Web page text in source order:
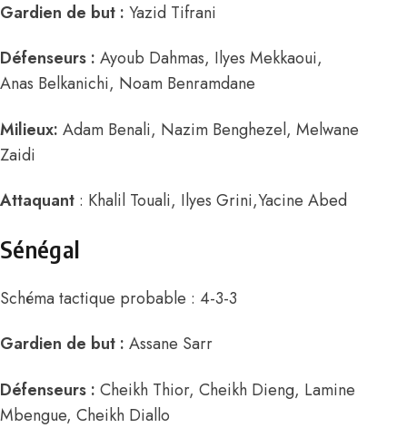
Gardien de but : Yazid Tifrani
Défenseurs : Ayoub Dahmas, Ilyes Mekkaoui,
Anas Belkanichi, Noam Benramdane
Milieux: Adam Benali, Nazim Benghezel, Melwane
Zaidi
Attaquant : Khalil Touali, Ilyes Grini,Yacine Abed
Sénégal
Schéma tactique probable : 4-3-3
Gardien de but : Assane Sarr
Défenseurs : Cheikh Thior, Cheikh Dieng, Lamine
Mbengue, Cheikh Diallo